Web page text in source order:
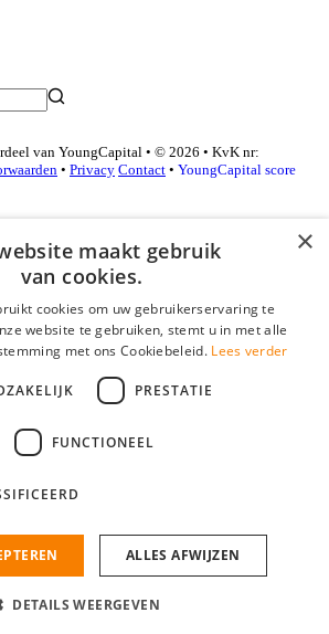
van YoungCapital • © 2026 • KvK nr:
• Privacy Contact • YoungCapital score
zo gevonden!
×
maakt gebruik
van cookies.
cookies om uw gebruikerservaring te
website te gebruiken, stemt u in met alle
met ons Cookiebeleid. Lees verder
PRESTATIE
FUNCTIONEEL
ALLES AFWIJZEN
DETAILS WEERGEVEN